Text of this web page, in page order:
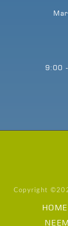
9:00
Copyright ©
HOME